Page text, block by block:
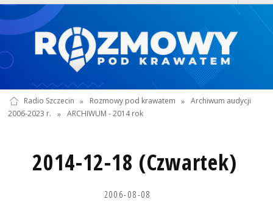
Radio Szczecin » Rozmowy pod krawatem » Archiwum audycji
2006-2023 r.
» ARCHIWUM - 2014 rok
2014-12-18 (Czwartek)
2006-08-08